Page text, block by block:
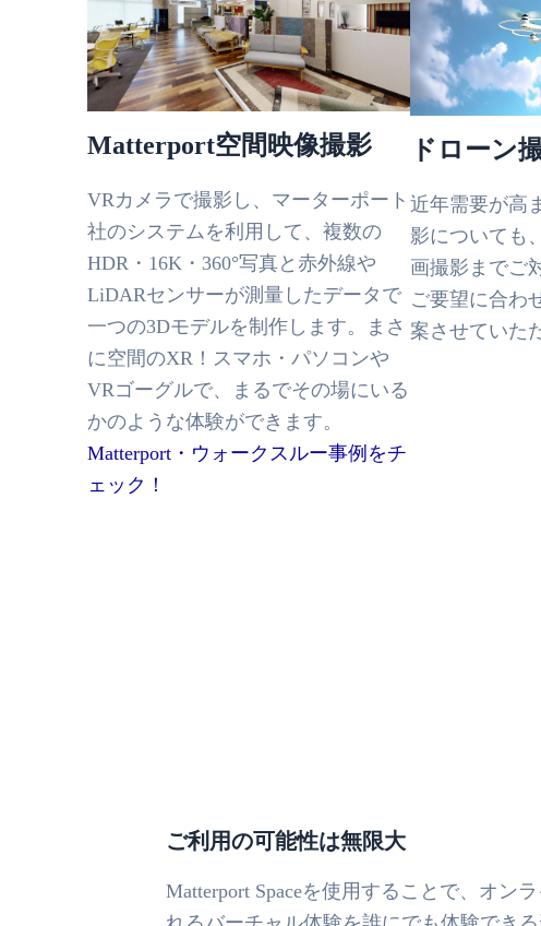
Matterport空間映像撮影
VRカメラで撮影し、マーターポート
社のシステムを利用して、複数の
HDR・16K・360°写真と赤外線や
LiDARセンサーが測量したデータで
一つの3Dモデルを制作します。まさ
に空間のXR！スマホ・パソコンや
VRゴーグルで、まるでその場にいる
かのような体験ができます。
Matterport・ウォークスルー事例をチ
ェック！
ドローン
近年需要が高
影についても
画撮影までご
ご要望に合わ
案させていた
ご利用の可能性は無限大
Matterport Spaceを使用することで、オン